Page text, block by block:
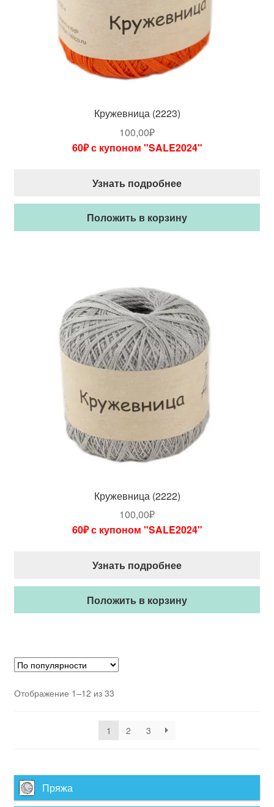
Кружевница (2223)
100,00₽
60₽ с купоном "SALE2024"
Узнать подробнее
Положить в корзину
Кружевница (2222)
100,00₽
60₽ с купоном "SALE2024"
Узнать подробнее
Положить в корзину
Отображение 1–12 из 33
1 2 3
Пряжа